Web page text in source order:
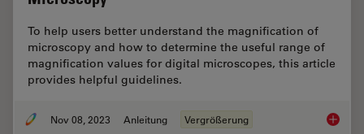
To help users better understand the magnification of
microscopy and how to determine the useful range of
magnification values for digital microscopes, this article
provides helpful guidelines.
Nov 08, 2023 Anleitung Vergrößerung